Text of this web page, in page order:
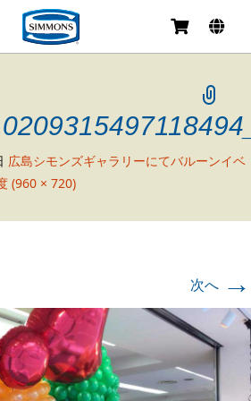
広島シモンズギャラリーにてバルーンイベ
(960 × 720)
次へ →